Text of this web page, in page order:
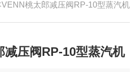
桃太郎减压阀RP-10型蒸汽机
压阀RP-10型蒸汽机